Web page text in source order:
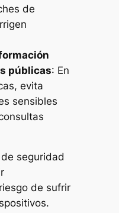
de
públicas: En
evita
sensibles
seguridad
de sufrir